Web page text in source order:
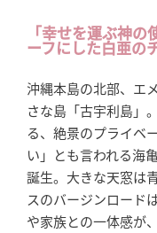
「幸せを運ぶ神
ーフにした白亜の
沖縄本島の北部、エ
さな島「古宇利島」
る、絶景のプライベ
い」とも言われる海
誕生。大きな天窓は
スのバージンロード
や家族との一体感が